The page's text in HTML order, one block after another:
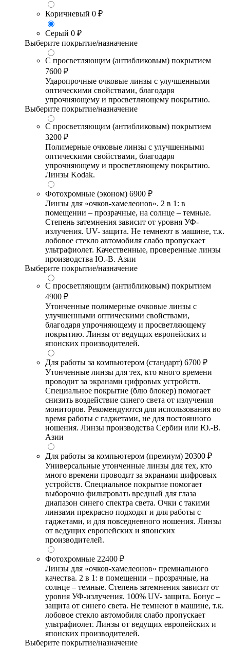
Коричневый 0 ₽
Серый 0 ₽
Выберите покрытие/назначение
С просветляющим (антибликовым) покрытием
7600 ₽
Ударопрочные очковые линзы с улучшенными
оптическими свойствами, благодаря
упрочняющему и просветляющему покрытию.
Выберите покрытие/назначение
С просветляющим (антибликовым) покрытием
3200 ₽
Полимерные очковые линзы с улучшенными
оптическими свойствами, благодаря
упрочняющему и просветляющему покрытию.
Линзы Kodak.
Фотохромные (эконом) 6900 ₽
Линзы для «очков-хамелеонов». 2 в 1: в
помещении – прозрачные, на солнце – темные.
Степень затемнения зависит от уровня УФ-
излучения. UV- защита. Не темнеют в машине, т.к.
лобовое стекло автомобиля слабо пропускает
ультрафиолет. Качественные, проверенные линзы
производства Ю.-В. Азии
Выберите покрытие/назначение
С просветляющим (антибликовым) покрытием
4900 ₽
Утонченные полимерные очковые линзы с
улучшенными оптическими свойствами,
благодаря упрочняющему и просветляющему
покрытию. Линзы от ведущих европейских и
японских производителей.
Для работы за компьютером (стандарт) 6700 ₽
Утонченные линзы для тех, кто много времени
проводит за экранами цифровых устройств.
Специальное покрытие (блю блокер) помогает
снизить воздействие синего света от излучения
мониторов. Рекомендуются для использования во
время работы с гаджетами, не для постоянного
ношения. Линзы производства Сербии или Ю.-В.
Азии
Для работы за компьютером (премиум) 20300 ₽
Универсальные утонченные линзы для тех, кто
много времени проводит за экранами цифровых
устройств. Специальное покрытие помогает
выборочно фильтровать вредный для глаза
диапазон синего спектра света. Очки с такими
линзами прекрасно подходят и для работы с
гаджетами, и для повседневного ношения. Линзы
от ведущих европейских и японских
производителей.
Фотохромные 22400 ₽
Линзы для «очков-хамелеонов» премиального
качества. 2 в 1: в помещении – прозрачные, на
солнце – темные. Степень затемнения зависит от
уровня УФ-излучения. 100% UV- защита. Бонус –
защита от синего света. Не темнеют в машине, т.к.
лобовое стекло автомобиля слабо пропускает
ультрафиолет. Линзы от ведущих европейских и
японских производителей.
Выберите покрытие/назначение